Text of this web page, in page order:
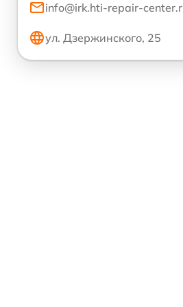
info@irk.hti-repair-
ул. Дзержинского, 25